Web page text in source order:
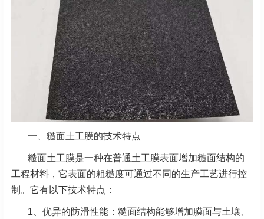
一、糙面土工膜的技术特点
糙面土工膜是一种在普通土工膜表面增加糙面结构的
工程材料，它表面的粗糙度可通过不同的生产工艺进行控
制。它有以下技术特点：
1、 优异的防滑性能：糙面结构能够增加膜面与土壤、